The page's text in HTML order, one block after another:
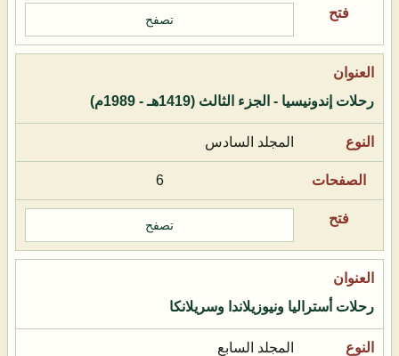
تصفح
رحلات إندونيسيا - الجزء الثالث (1419هـ - 1989م)
المجلد السادس
6
تصفح
رحلات أستراليا ونيوزيلاندا وسريلانكا
المجلد السابع